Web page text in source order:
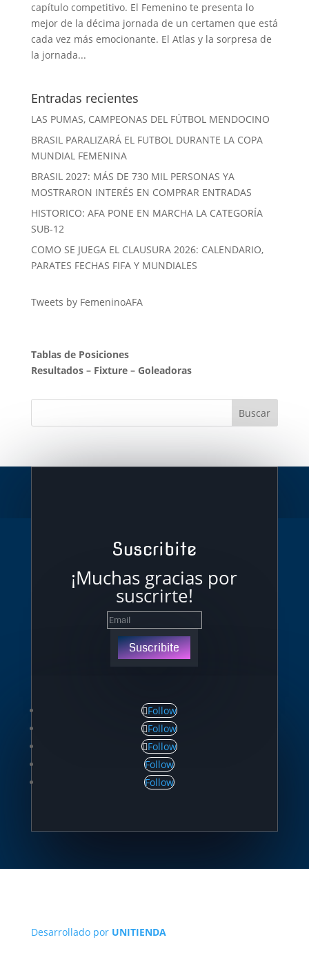
capítulo competitivo. El Femenino te presenta lo
mejor de la décima jornada de un certamen que está
cada vez más emocionante. El Atlas y la sorpresa de
la jornada...
Entradas recientes
LAS PUMAS, CAMPEONAS DEL FÚTBOL MENDOCINO
BRASIL PARALIZARÁ EL FUTBOL DURANTE LA COPA
MUNDIAL FEMENINA
BRASIL 2027: MÁS DE 730 MIL PERSONAS YA
MOSTRARON INTERÉS EN COMPRAR ENTRADAS
HISTORICO: AFA PONE EN MARCHA LA CATEGORÍA
SUB-12
COMO SE JUEGA EL CLAUSURA 2026: CALENDARIO,
PARATES FECHAS FIFA Y MUNDIALES
Tweets by FemeninoAFA
Tablas de Posiciones
Resultados– Fixture– Goleadoras
Suscribite
¡Muchas gracias por
suscrirte!
Suscribite
Follow
Follow
Follow
Follow
Follow
Desarrollado por UNITIENDA